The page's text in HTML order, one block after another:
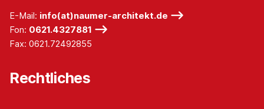
E-Mail: info(at)naumer-architekt.de
Fon: 0621.4327881
Fax: 0621.72492855
Rechtliches